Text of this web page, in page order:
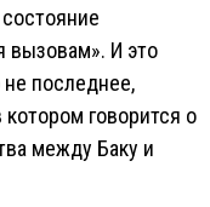
вызовам». И это
последнее,
котором говорится о
между Баку и